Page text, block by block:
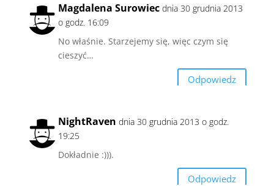
Magdalena Surowiec dnia 30 grudnia 2013
o godz. 16:09
No właśnie. Starzejemy się, więc czym się
cieszyć…
Odpowiedz
NightRaven dnia 30 grudnia 2013 o godz.
19:25
Dokładnie :))).
Odpowiedz